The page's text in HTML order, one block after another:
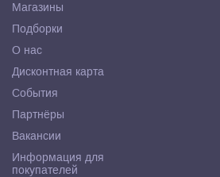
Магазины
Подборки
О нас
Дисконтная карта
События
Партнёры
Вакансии
Информация для
покупателей